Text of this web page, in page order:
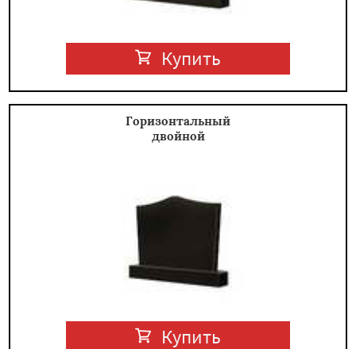
Купить
Горизонтальный
двойной
Купить